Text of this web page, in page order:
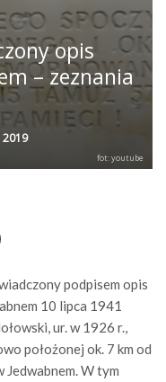
opis
– zeznania
2019
fot: youtube
podpisem opis
10 lipca 1941
ur. w 1926 r.,
położonej ok. 7 km od
W tym